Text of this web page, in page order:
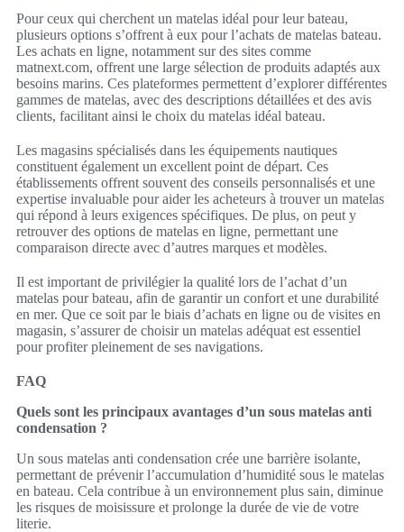
Pour ceux qui cherchent un matelas idéal pour leur bateau,
plusieurs options s’offrent à eux pour l’achats de matelas bateau.
Les achats en ligne, notamment sur des sites comme
matnext.com, offrent une large sélection de produits adaptés aux
besoins marins. Ces plateformes permettent d’explorer différentes
gammes de matelas, avec des descriptions détaillées et des avis
clients, facilitant ainsi le choix du matelas idéal bateau.
Les magasins spécialisés dans les équipements nautiques
constituent également un excellent point de départ. Ces
établissements offrent souvent des conseils personnalisés et une
expertise invaluable pour aider les acheteurs à trouver un matelas
qui répond à leurs exigences spécifiques. De plus, on peut y
retrouver des options de matelas en ligne, permettant une
comparaison directe avec d’autres marques et modèles.
Il est important de privilégier la qualité lors de l’achat d’un
matelas pour bateau, afin de garantir un confort et une durabilité
en mer. Que ce soit par le biais d’achats en ligne ou de visites en
magasin, s’assurer de choisir un matelas adéquat est essentiel
pour profiter pleinement de ses navigations.
FAQ
Quels sont les principaux avantages d’un sous matelas anti
condensation ?
Un sous matelas anti condensation crée une barrière isolante,
permettant de prévenir l’accumulation d’humidité sous le matelas
en bateau. Cela contribue à un environnement plus sain, diminue
les risques de moisissure et prolonge la durée de vie de votre
literie.